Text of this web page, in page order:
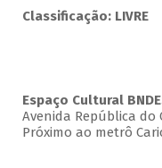
Classificação: LIVRE
Espaço Cultural
Avenida República do
Próximo ao metrô